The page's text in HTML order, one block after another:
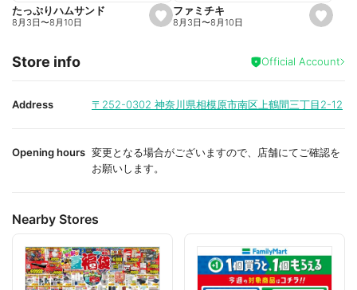
e
e
s
e
i
t
たっぷりハムサンド
8月3日〜8月10日
s
e
a
i
t
ファミチキ
8月3日〜8月10日
Store info Official Account
Address 〒252-0302 神奈川県相模原市南区上鶴間三丁目2-12
Opening hours 変更となる場合がございますので、店舗にてご確認を
お願いします。
Nearby Stores